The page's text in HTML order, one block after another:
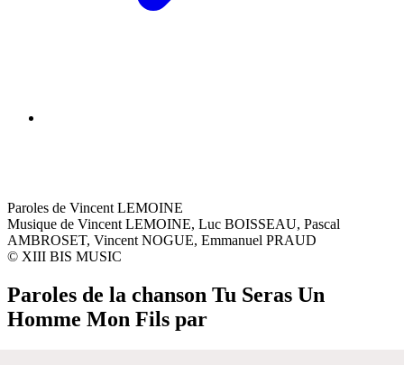
Paroles de Vincent LEMOINE
Musique de Vincent LEMOINE, Luc BOISSEAU, Pascal
AMBROSET, Vincent NOGUE, Emmanuel PRAUD
© XIII BIS MUSIC
Paroles de la chanson Tu Seras Un
Homme Mon Fils par